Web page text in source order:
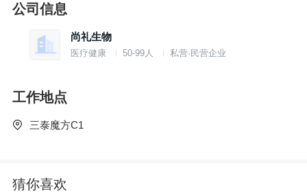
2.有在大型IT/媒体公司/互联网公司从事HRBP工作经验,支持过
研发体系业务更佳；
3.了解人力资源各模块基本工作，并具备TA、ER、C&B、
4.自我驱动，思考力强，认真负责，有亲和力，能适应公司快速
发展的工作节奏。
公司信息
尚礼生物
医疗健康 50-99人 私营·民营企业
工作地点
三泰魔方C1
猜你喜欢